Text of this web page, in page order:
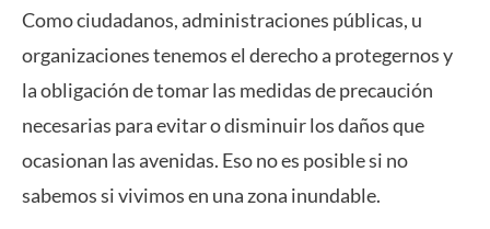
Como ciudadanos, administraciones públicas, u
organizaciones tenemos el derecho a protegernos y
la obligación de tomar las medidas de precaución
necesarias para evitar o disminuir los daños que
ocasionan las avenidas. Eso no es posible si no
sabemos si vivimos en una zona inundable.